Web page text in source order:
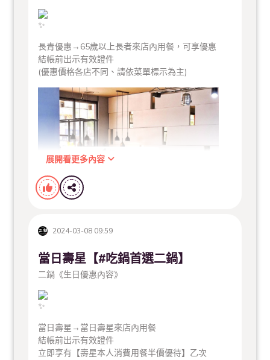
滿24人送2人
——以此類推——
---
http://ocard.co/A?sid=Z9X6Al
熱門活動提供給舊雨新知唷
當日壽星
長青優惠→65歲以上長者來店內用餐，可享優惠
結帳前出示有效證件
(優惠價格各店不同、請依菜單標示為主)
展開看更多內容
2024-03-08 09:59
當日壽星【#吃鍋首選二鍋】
二鍋《生日優惠內容》
當日壽星→當日壽星來店內用餐
結帳前出示有效證件
立即享有【壽星本人消費用餐半價優待】乙次